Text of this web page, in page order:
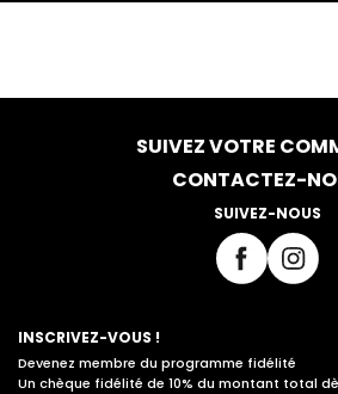
SUIVEZ VOTRE
CONTACTEZ-
SUIVEZ-NOUS
INSCRIVEZ-VOUS !
Devenez membre du programme fidélité
Un chèque fidélité de 10% du montant total